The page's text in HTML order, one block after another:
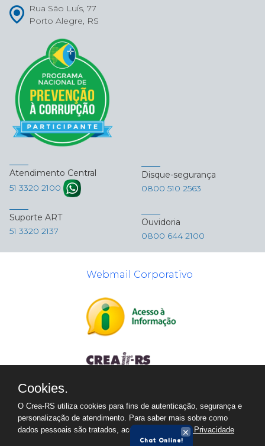
Rua São Luís, 77
Porto Alegre, RS
Atendimento Central
51 3320 2100
Disque-segurança
0800 510 2563
Suporte ART
51 3320 2137
Ouvidoria
0800 644 2100
Webmail Corporativo
Chat Online!
Cookies.
O Crea-RS utiliza cookies para fins de autenticação, segurança e
personalização de atendimento. Para saber mais sobre como
dados pessoais são tratados, acesse a
Política de Privacidade